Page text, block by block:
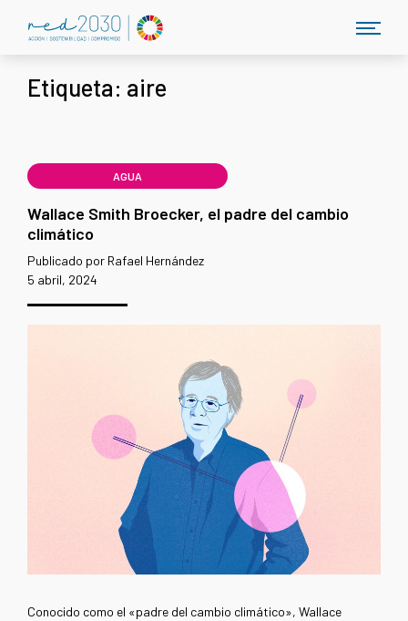
Etiqueta: aire
AGUA
Wallace Smith Broecker, el padre del cambio
climático
Publicado por Rafael Hernández
5 abril, 2024
Conocido como el «padre del cambio climático», Wallace